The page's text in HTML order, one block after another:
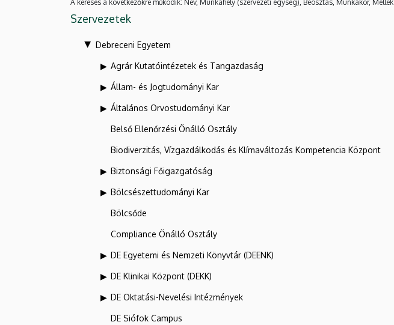
A keresés a következőkre működik: Név, Munkahely (szervezeti egység), Beosztás, Munkakör, Mellék
Szervezetek
Debreceni Egyetem
Agrár Kutatóintézetek és Tangazdaság
Állam- és Jogtudományi Kar
Általános Orvostudományi Kar
Belső Ellenőrzési Önálló Osztály
Biodiverzitás, Vízgazdálkodás és Klímaváltozás Kompetencia Központ
Biztonsági Főigazgatóság
Bölcsészettudományi Kar
Bölcsőde
Compliance Önálló Osztály
DE Egyetemi és Nemzeti Könyvtár (DEENK)
DE Klinikai Központ (DEKK)
DE Oktatási-Nevelési Intézmények
DE Siófok Campus